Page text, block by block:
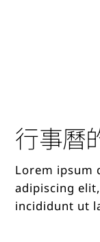
行事曆
Lorem ipsum
adipiscing
incididunt ut